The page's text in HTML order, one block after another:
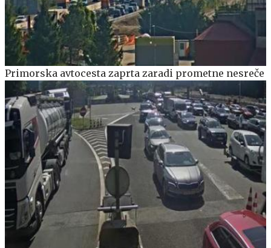
Primorska avtocesta zaprta zaradi prometne nesreče